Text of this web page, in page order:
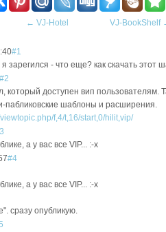
← VJ-Hotel VJ-BookShelf
#1
зарегился - что еще? как скачать этот
#2
который доступен вип пользователям.
пабликовские шаблоны и расширения.
f,4/t,16/start,0/hilit,vip/
а у вас все VIP... :-x
#4
а у вас все VIP... :-x
сразу опубликую.